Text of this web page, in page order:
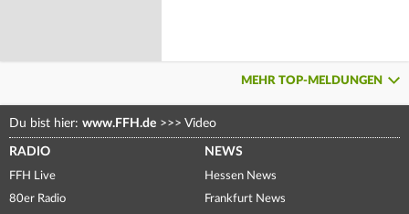
MEHR TOP-MELDUNGEN
Du bist hier: www.FFH.de >>> Video
RADIO
FFH Live
80er Radio
NEWS
Hessen News
Frankfurt News